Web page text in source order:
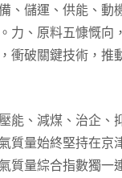
、儲運、供能、動
力、原料五慷慨向
衝破關鍵技術，推
能、減煤、治企、
質量始終堅持在京
質量綜合指數獨一